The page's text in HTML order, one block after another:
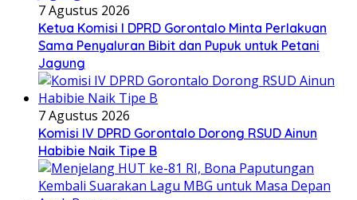
7 Agustus 2026
Ketua Komisi I DPRD Gorontalo Minta Perlakuan
Sama Penyaluran Bibit dan Pupuk untuk Petani
Jagung
7 Agustus 2026
Komisi IV DPRD Gorontalo Dorong RSUD Ainun
Habibie Naik Tipe B